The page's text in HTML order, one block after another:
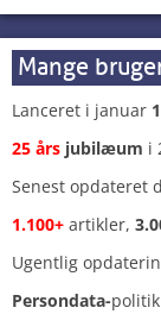
Mange
Lanceret i januar
25 års jubilæum i
Senest opdateret
1.100+ artikler,
Ugentlig
Persondata-